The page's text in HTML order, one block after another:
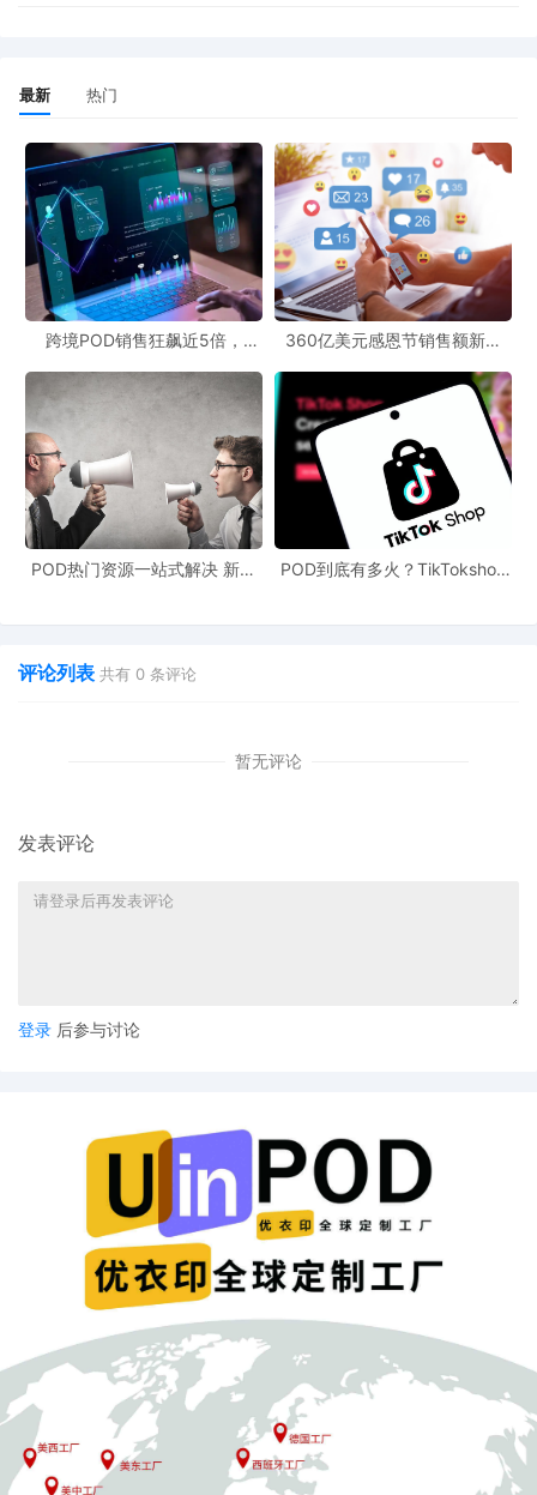
最新 热门
跨境POD销售狂飙近5倍，
360亿美元感恩节销售额新纪
新风潮！
POD热门资源一站式解决 新手
POD到底有多火？TikTokshop
评论列表 共有 0 条评论
暂无评论
发表评论
登录 后参与讨论